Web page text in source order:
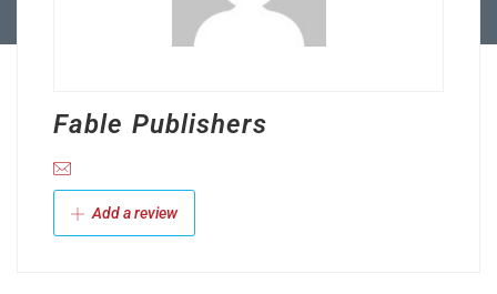
Fable Publishers
Add a review